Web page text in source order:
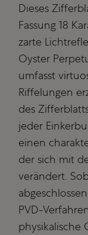
Dieses
Fassung 18
zarte
Oyster
umfasst
Riffelungen
des
jeder
einen
der sich mit
verändert.
PVD-
physikalische